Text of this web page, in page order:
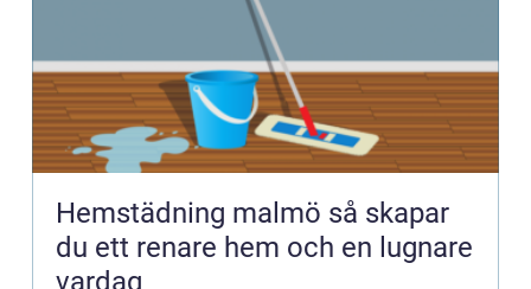
Hemstädning malmö så skapar
du ett renare hem och en lugnare
vardag